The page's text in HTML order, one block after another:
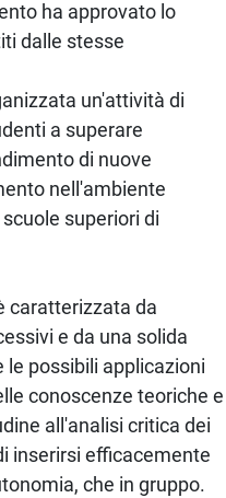
ha approvato lo
dalle stesse
un'attività di
a superare
di nuove
nell'ambiente
superiori di
caratterizzata da
e da una solida
possibili applicazioni
conoscenze teoriche e
all'analisi critica dei
inserirsi efficacemente
che in gruppo.